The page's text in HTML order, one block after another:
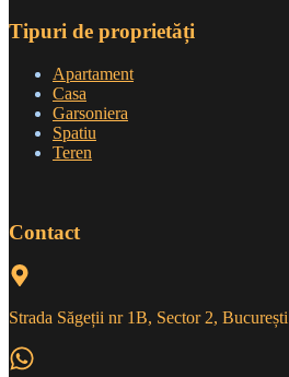
Tipuri de proprietăți
Apartament
Casa
Garsoniera
Spatiu
Teren
Contact
Strada Săgeții nr 1B, Sector 2, București